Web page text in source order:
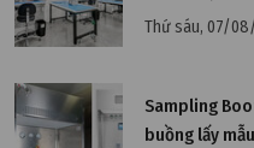
Thứ sáu, 07/08/
Sampling
buồng lấy